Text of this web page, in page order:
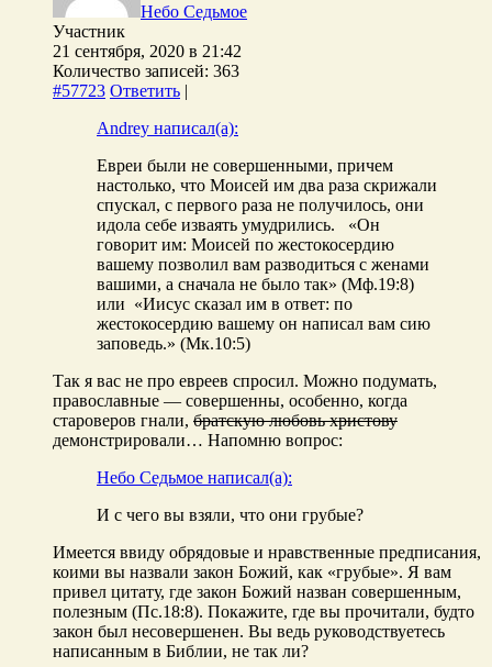
Небо Седьмое
Участник
21 сентября, 2020 в 21:42
Количество записей: 363
#57723 Ответить |
Andrey написал(а):
Евреи были не совершенными, причем
настолько, что Моисей им два раза скрижали
спускал, с первого раза не получилось, они
идола себе изваять умудрились. «Он
говорит им: Моисей по жестокосердию
вашему позволил вам разводиться с женами
вашими, а сначала не было так» (Мф.19:8)
или «Иисус сказал им в ответ: по
жестокосердию вашему он написал вам сию
заповедь.» (Мк.10:5)
Так я вас не про евреев спросил. Можно подумать,
православные — совершенны, особенно, когда
староверов гнали, братскую любовь христову
демонстрировали… Напомню вопрос:
Небо Седьмое написал(а):
И с чего вы взяли, что они грубые?
Имеется ввиду обрядовые и нравственные предписания,
коими вы назвали закон Божий, как «грубые». Я вам
привел цитату, где закон Божий назван совершенным,
полезным (Пс.18:8). Покажите, где вы прочитали, будто
закон был несовершенен. Вы ведь руководствуетесь
написанным в Библии, не так ли?